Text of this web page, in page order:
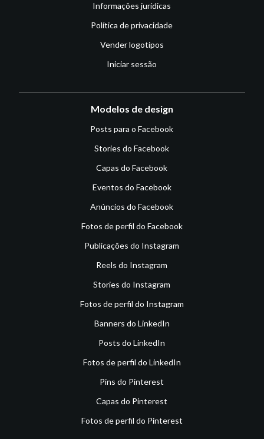
Informações jurídicas
Política de privacidade
Vender logotipos
Iniciar sessão
Modelos de design
Posts para o Facebook
Stories do Facebook
Capas do Facebook
Eventos do Facebook
Anúncios do Facebook
Fotos de perfil do Facebook
Publicações do Instagram
Reels do Instagram
Stories do Instagram
Fotos de perfil do Instagram
Banners do LinkedIn
Posts do LinkedIn
Fotos de perfil do LinkedIn
Pins do Pinterest
Capas do Pinterest
Fotos de perfil do Pinterest